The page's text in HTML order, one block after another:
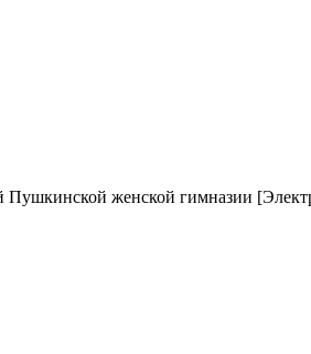
Пушкинской женской гимназии